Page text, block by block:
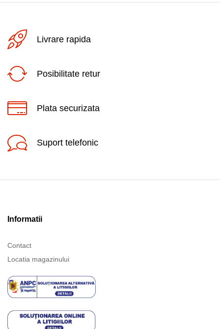
Livrare rapida
Posibilitate retur
Plata securizata
Suport telefonic
Informatii
Contact
Locatia magazinului